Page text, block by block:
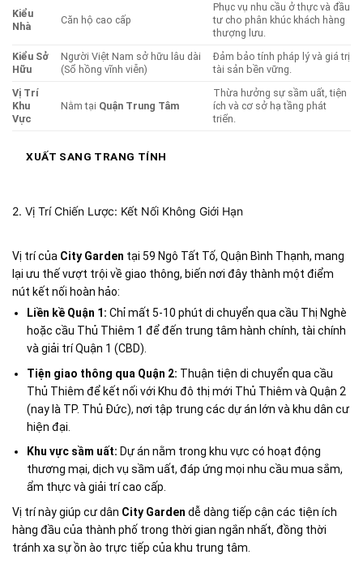
Kiểu
Nhà
Căn hộ cao cấp
Phục vụ nhu cầu ở thực và đầu
tư cho phân khúc khách hàng
thượng lưu.
Kiểu Sở
Hữu
Người Việt Nam sở hữu lâu dài
(Sổ hồng vĩnh viễn)
Đảm bảo tính pháp lý và giá trị
tài sản bền vững.
Vị Trí
Khu
Vực
Nằm tại Quận Trung Tâm
Thừa hưởng sự sầm uất, tiện
ích và cơ sở hạ tầng phát
triển.
XUẤT SANG TRANG TÍNH
2. Vị Trí Chiến Lược: Kết Nối Không Giới Hạn
Vị trí của City Garden tại 59 Ngô Tất Tố, Quận Bình Thạnh, mang
lại ưu thế vượt trội về giao thông, biến nơi đây thành một điểm
nút kết nối hoàn hảo:
Liền kề Quận 1: Chỉ mất 5-10 phút di chuyển qua cầu Thị Nghè
hoặc cầu Thủ Thiêm 1 để đến trung tâm hành chính, tài chính
và giải trí Quận 1 (CBD).
Tiện giao thông qua Quận 2: Thuận tiện di chuyển qua cầu
Thủ Thiêm để kết nối với Khu đô thị mới Thủ Thiêm và Quận 2
(nay là TP. Thủ Đức), nơi tập trung các dự án lớn và khu dân cư
hiện đại.
Khu vực sầm uất: Dự án nằm trong khu vực có hoạt động
thương mại, dịch vụ sầm uất, đáp ứng mọi nhu cầu mua sắm,
ẩm thực và giải trí cao cấp.
Vị trí này giúp cư dân City Garden dễ dàng tiếp cận các tiện ích
hàng đầu của thành phố trong thời gian ngắn nhất, đồng thời
tránh xa sự ồn ào trực tiếp của khu trung tâm.